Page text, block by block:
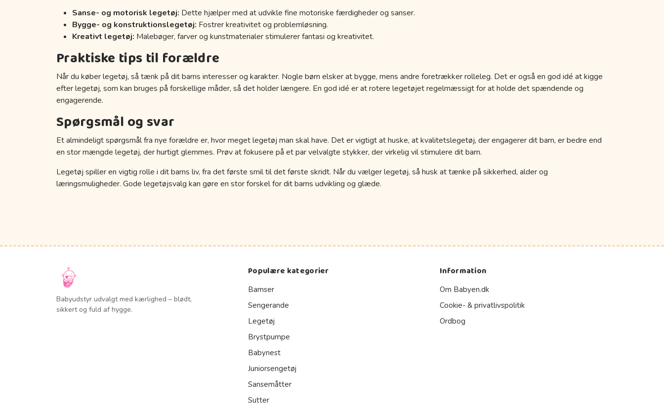
Sanse- og motorisk legetøj: Dette hjælper med at udvikle fine motoriske færdigheder og sanser.
Bygge- og konstruktionslegetøj: Fostrer kreativitet og problemløsning.
Kreativt legetøj: Malebøger, farver og kunstmaterialer stimulerer fantasi og kreativitet.
Praktiske tips til forældre
Når du køber legetøj, så tænk på dit barns interesser og karakter. Nogle børn elsker at bygge, mens andre foretrækker rolleleg. Det er også en god idé at kigge
efter legetøj, som kan bruges på forskellige måder, så det holder længere. En god idé er at rotere legetøjet regelmæssigt for at holde det spændende og
engagerende.
Spørgsmål og svar
Et almindeligt spørgsmål fra nye forældre er, hvor meget legetøj man skal have. Det er vigtigt at huske, at kvalitetslegetøj, der engagerer dit barn, er bedre end
en stor mængde legetøj, der hurtigt glemmes. Prøv at fokusere på et par velvalgte stykker, der virkelig vil stimulere dit barn.
Legetøj spiller en vigtig rolle i dit barns liv, fra det første smil til det første skridt. Når du vælger legetøj, så husk at tænke på sikkerhed, alder og
læringsmuligheder. Gode legetøjsvalg kan gøre en stor forskel for dit barns udvikling og glæde.
Babyudstyr udvalgt med kærlighed – blødt,
sikkert og fuld af hygge.
Populære kategorier
Bamser
Sengerande
Legetøj
Brystpumpe
Babynest
Juniorsengetøj
Sansemåtter
Sutter
Information
Om Babyen.dk
Cookie- & privatlivspolitik
Ordbog